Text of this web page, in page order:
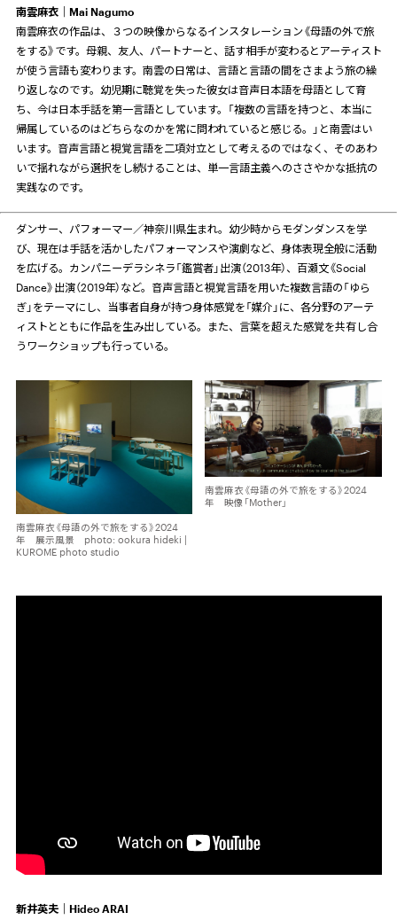
南雲麻衣｜
Mai Nagumo
南雲麻衣の作品は、３つの映像からなるインスタレーション《母語の外で旅
をする》です。母親、友人、パートナーと、話す相手が変わるとアーティスト
が使う言語も変わります。南雲の日常は、言語と言語の間をさまよう旅の繰
り返しなのです。幼児期に聴覚を失った彼女は音声日本語を母語として育
ち、今は日本手話を第一言語としています。「複数の言語を持つと、本当に
帰属しているのはどちらなのかを常に問われていると感じる。」と南雲はい
います。音声言語と視覚言語を二項対立として考えるのではなく、そのあわ
いで揺れながら選択をし続けることは、単一言語主義へのささやかな抵抗の
実践なのです。
ダンサー、パフォーマー／神奈川県生まれ。幼少時からモダンダンスを学
び、現在は手話を活かしたパフォーマンスや演劇など、身体表現全般に活動
を広げる。カンパニーデラシネラ「鑑賞者」出演（2013年）、百瀬文《Social
Dance》出演（2019年）など。音声言語と視覚言語を用いた複数言語の「ゆら
ぎ」をテーマにし、当事者自身が持つ身体感覚を「媒介」に、各分野のアーテ
ィストとともに作品を生み出している。また、言葉を超えた感覚を共有し合
うワークショップも行っている。
南雲麻衣《母語の外で旅をする》2024
年 展示風景 photo: ookura hideki |
KUROME photo studio
南雲麻衣《母語の外で旅をする》2024
年 映像「Mother」
新井英夫｜
Hideo ARAI